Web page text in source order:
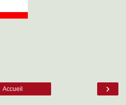
›
Accueil